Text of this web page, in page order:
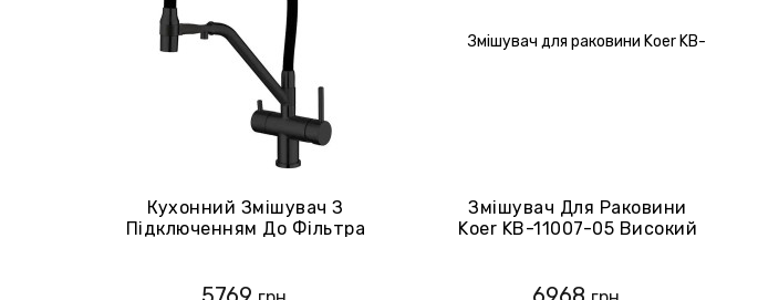
Кухонний Змішувач З
Підключенням До Фільтра
Змішувач Для Раковини
Koer KB-11007-05 Високий